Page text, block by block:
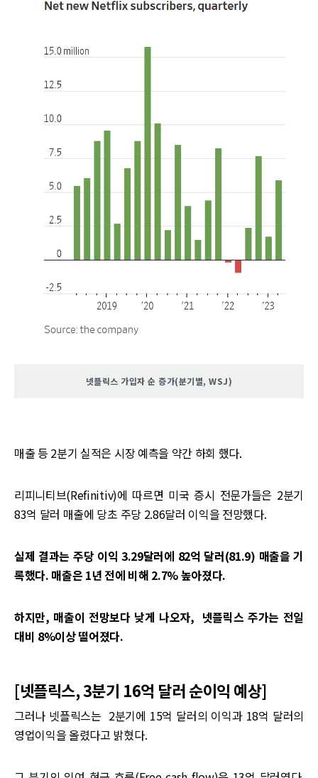
넷플릭스 가입자 순 증가(분기별, WSJ)
매출 등 2분기 실적은 시장 예측을 약간 하회 했다.
리피니티브(Refinitiv)에 따르면 미국 증시 전문가들은 2분기
83억 달러 매출에 당초 주당 2.86달러 이익을 전망했다.
실제 결과는 주당 이익 3.29달러에 82억 달러(81.9) 매출을 기
록했다. 매출은 1년 전에 비해 2.7% 높아졌다.
하지만, 매출이 전망보다 낮게 나오자, 넷플릭스 주가는 전일
대비 8%이상 떨어졌다.
[넷플릭스, 3분기 16억 달러 순이익 예상]
그러나 넷플릭스는 2분기에 15억 달러의 이익과 18억 달러의
영업이익을 올렸다고 밝혔다.